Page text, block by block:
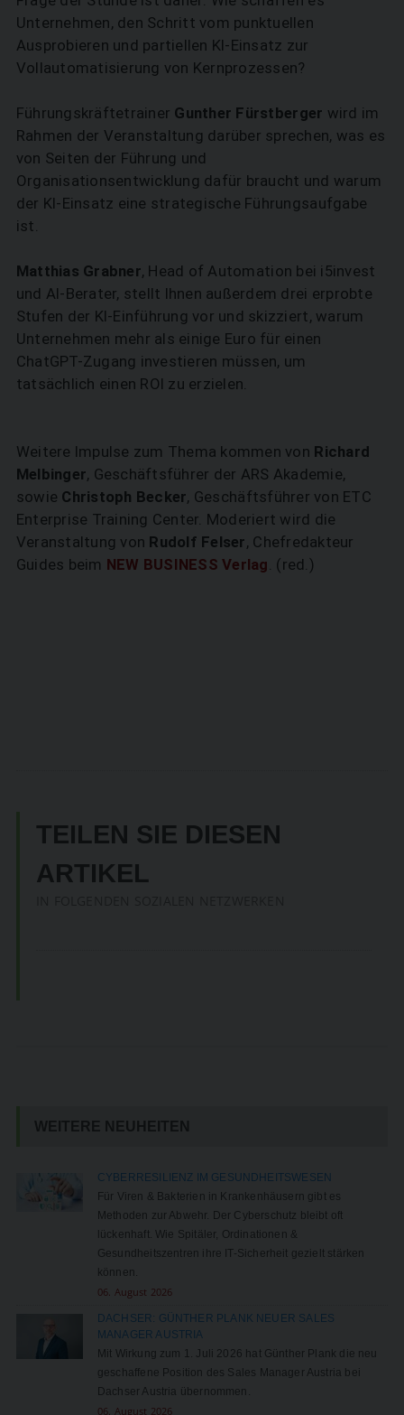
Unternehmen, den Schritt vom punktuellen
Ausprobieren und partiellen KI-Einsatz zur
Vollautomatisierung von Kernprozessen?
Führungskräftetrainer Gunther Fürstberger wird im
Rahmen der Veranstaltung darüber sprechen, was es
von Seiten der Führung und
Organisationsentwicklung dafür braucht und warum
der KI-Einsatz eine strategische Führungsaufgabe
ist.
Matthias Grabner, Head of Automation bei i5invest
und AI-Berater, stellt Ihnen außerdem drei erprobte
Stufen der KI-Einführung vor und skizziert, warum
Unternehmen mehr als einige Euro für einen
ChatGPT-Zugang investieren müssen, um
tatsächlich einen ROI zu erzielen.
Weitere Impulse zum Thema kommen von Richard
Melbinger, Geschäftsführer der ARS Akademie,
sowie Christoph Becker, Geschäftsführer von ETC
Enterprise Training Center. Moderiert wird die
Veranstaltung von Rudolf Felser, Chefredakteur
Guides beim NEW BUSINESS Verlag. (red.)
TEILEN SIE DIESEN
ARTIKEL
WEITERE NEUHEITEN
CYBERRESILIENZ IM GESUNDHEITSWESEN
Für Viren & Bakterien in Krankenhäusern gibt es
Methoden zur Abwehr. Der Cyberschutz bleibt oft
lückenhaft. Wie Spitäler, Ordinationen &
Gesundheitszentren ihre IT-Sicherheit gezielt stärken
können.
06. August 2026
DACHSER: GÜNTHER PLANK NEUER SALES
MANAGER AUSTRIA
Mit Wirkung zum 1. Juli 2026 hat Günther Plank die neu
geschaffene Position des Sales Manager Austria bei
Dachser Austria übernommen.
06. August 2026